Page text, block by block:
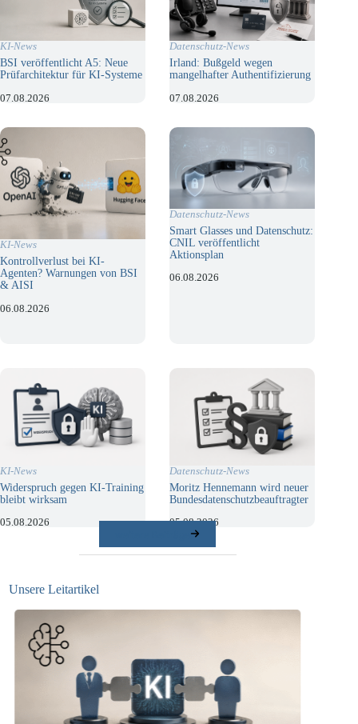
KI-News
BSI veröffentlicht A5: Neue
Prüfarchitektur für KI-Systeme
07.08.2026
Datenschutz-News
Irland: Bußgeld wegen
mangelhafter Authentifizierung
07.08.2026
KI-News
Kontrollverlust bei KI-
Agenten? Warnungen von BSI
& AISI
06.08.2026
Datenschutz-News
Smart Glasses und Datenschutz:
CNIL veröffentlicht
Aktionsplan
06.08.2026
KI-News
Widerspruch gegen KI-Training
bleibt wirksam
05.08.2026
Datenschutz-News
Moritz Hennemann wird neuer
Bundesdatenschutzbeauftragter
05.08.2026
Unsere Leitartikel